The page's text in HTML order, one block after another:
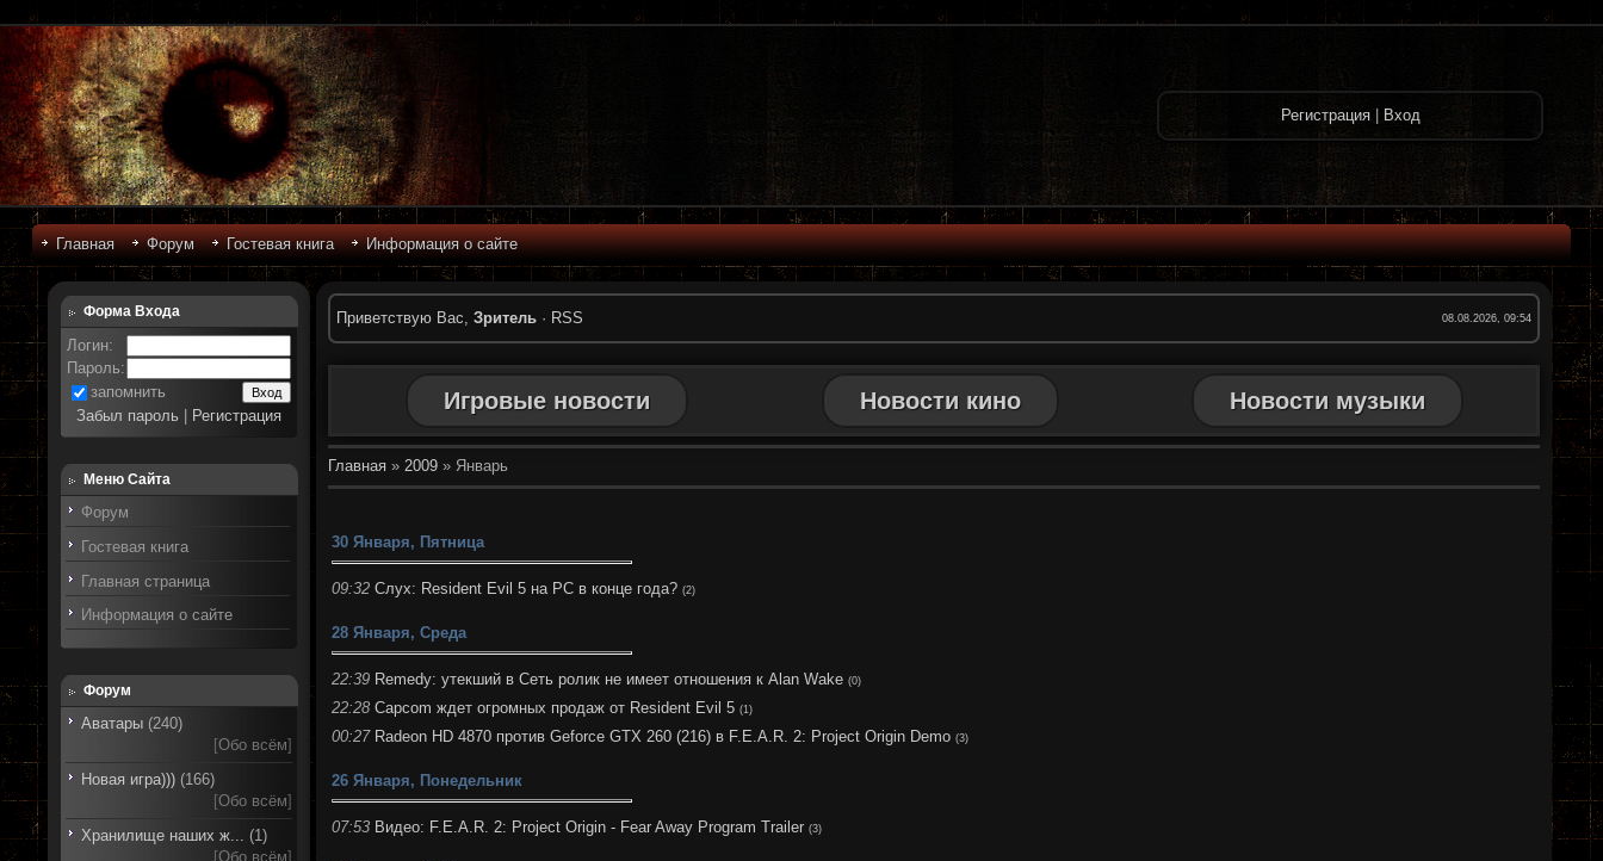
Регистрация| Вход
Главная Форум Гостевая книга Информация о сайте
Форма Входа
Логин:
Пароль:
запомнить
Забыл пароль
Регистрация
Меню Сайта
Форум
Гостевая книга
Главная страница
Информация о сайте
Форум
Аватары (240)
[Обо всём]
Новая игра))) (166)
[Обо всём]
Хранилище наших ж... (1)
[Обо всём]
Приветствую Вас, Зритель· RSS 08.08.2026, 09:54
Игровые новости Новости кино Новости музыки
Главная» 2009 » Январь
30 Января, Пятница
09:32 Слух: Resident Evil 5 на PC в конце года? (2)
28 Января, Среда
22:39 Remedy: утекший в Сеть ролик не имеет отношения к Alan Wake (0)
22:28 Capcom ждет огромных продаж от Resident Evil 5 (1)
00:27 Radeon HD 4870 против Geforce GTX 260 (216) в F.E.A.R. 2: Project Origin Demo (3)
26 Января, Понедельник
07:53 Видео: F.E.A.R. 2: Project Origin - Fear Away Program Trailer (3)